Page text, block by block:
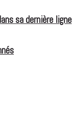
sa dernière ligne